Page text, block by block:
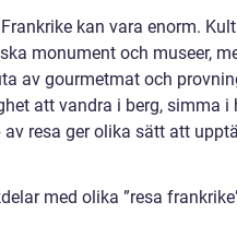
kan vara enorm.
monument och museer,
av gourmetmat och
att vandra i berg, simma i
resa ger olika sätt att
med olika ”resa